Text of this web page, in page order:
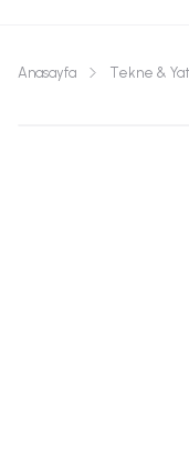
Anasayfa Tekne &